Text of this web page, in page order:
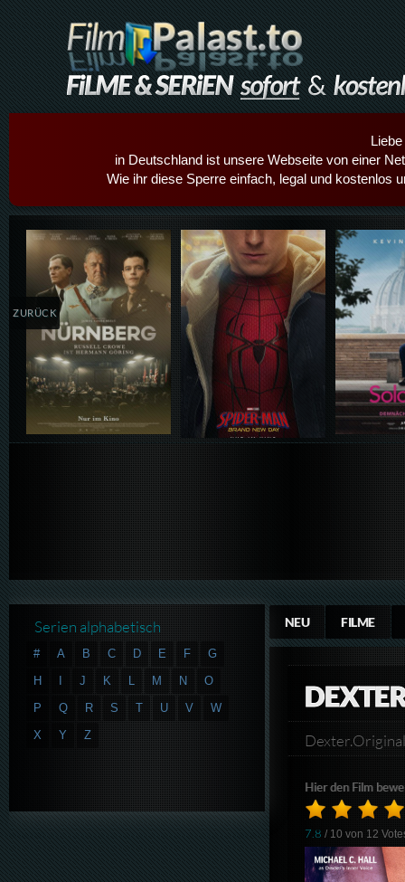
in Deutschland ist unsere Webseite von einer
Wie ihr diese Sperre einfach, legal und kostenlos
Details,Play Details,Play
ZURÜCK
NEU FILME
Hier den Film
7.8 / 10 von 12
Serien alphabetisch
# A B C D E F
G
H
I J K L M N
O
P
Q R S T U V
W
X
Y Z